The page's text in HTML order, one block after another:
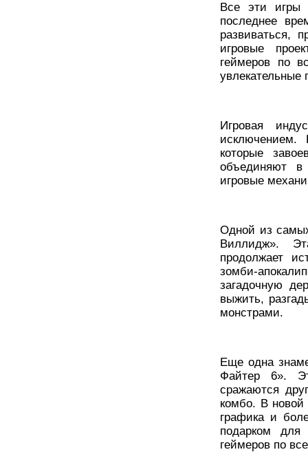
Все эти
последнее
развиваться,
игровые
геймеров по
увлекательные
Игровая
исключением.
которые
объединяют в
игровые
Одной из
Виллидж».
продолжает
зомби-
загадочную
выжить,
монстрами.
Еще одна
Файтер 6».
сражаются
комбо. В новой
графика и
подарком
геймеров по